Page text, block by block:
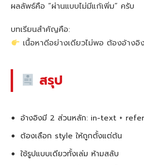
ผลลัพธ์คือ “ผ่านแบบไม่มีแก้เพิ่ม” ครับ
บทเรียนสำคัญคือ:
เนื้อหาดีอย่างเดียวไม่พอ ต้องอ้างอิ
สรุป
อ้างอิงมี 2 ส่วนหลัก: in-text +
ต้องเลือก style ให้ถูกตั้งแต่ต้น
ใช้รูปแบบเดียวทั้งเล่ม ห้ามสลับ